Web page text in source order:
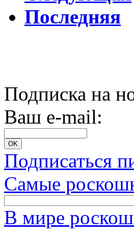
Последняя
Подписка на
Ваш e-mail:
Подписаться
Самые
В мире